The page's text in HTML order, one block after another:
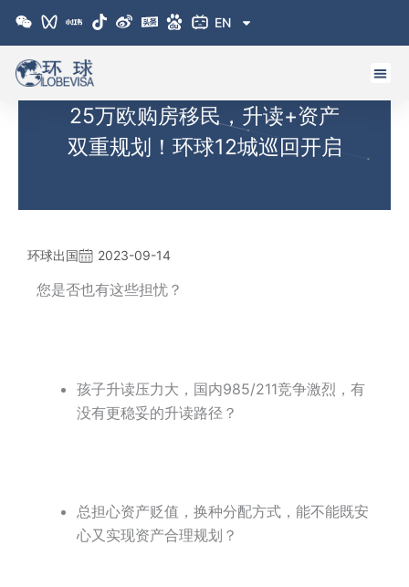
EN
25万欧购房移民，升读+资产
双重规划！环球12城巡回开启
环球出国 2023-09-14
您是否也有这些担忧？
孩子升读压力大，国内985/211竞争激烈，有
没有更稳妥的升读路径？
总担心资产贬值，换种分配方式，能不能既安
心又实现资产合理规划？